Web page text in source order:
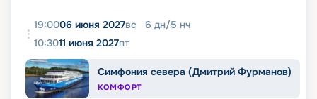
19:0006 июня 2027вс 6 дн/5 нч
10:3011 июня 2027пт
Симфония севера (Дмитрий Фурманов)
КОМФОРТ